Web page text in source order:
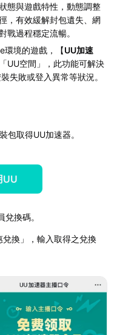
態與遊戲特性，動態調整
，有效緩解封包遺失、網
戰過程穩定流暢。
環境的遊戲，【UU加速
UU空間」，此功能可解決
失敗或登入異常等狀況。
包取得UU加速器。
UU
換碼。
換」，輸入取得之兌換